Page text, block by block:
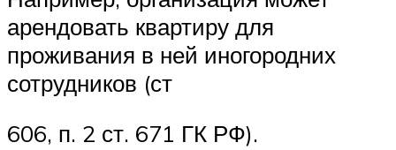
арендовать квартиру для
проживания в ней иногородних
сотрудников (ст
606, п. 2 ст. 671 ГК РФ).